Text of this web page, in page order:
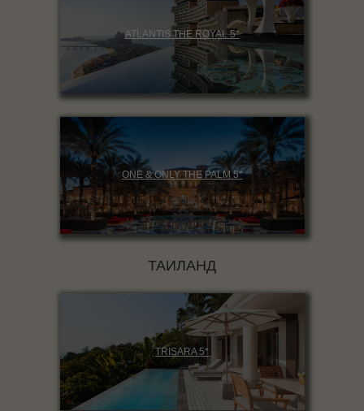
ТАИЛАНД
ATLANTIS THE ROYAL 5*
TRISARA 5*
ONE & ONLY THE PALM 5*